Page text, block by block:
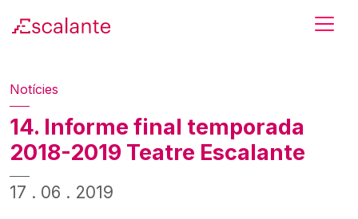
Notícies
14. Informe final temporada
2018-2019 Teatre Escalante
17 . 06 . 2019